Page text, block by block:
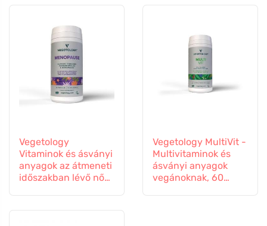
Vegetology
Vitaminok és ásványi
anyagok az átmeneti
időszakban lévő nők
Vegetology MultiVit -
Multivitaminok és
ásványi anyagok
vegánoknak, 60